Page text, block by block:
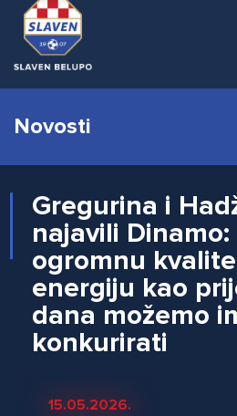
Novosti
Gregurina i
najavili Dinamo:
ogromnu
energiju kao
dana možemo
konkurirati
15.05.2026.